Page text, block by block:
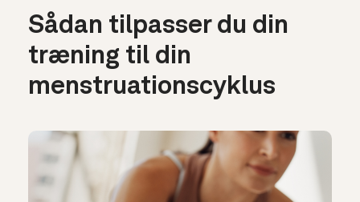
Sådan tilpasser du din
træning til din
menstruationscyklus